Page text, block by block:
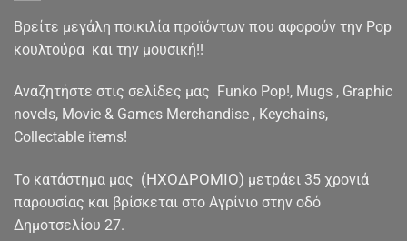
Βρείτε μεγάλη ποικιλία προϊόντων που αφορούν την Pop
κουλτούρα και την μουσική!!
Αναζητήστε στις σελίδες μας Funko Pop!, Mugs , Graphic
novels, Movie & Games Merchandise , Keychains,
Collectable items!
To κατάστημα μας (ΗΧΟΔΡΟΜΙΟ) μετράει 35 χρονιά
παρουσίας και βρίσκεται στο Αγρίνιο στην οδό
Δημοτσελίου 27.